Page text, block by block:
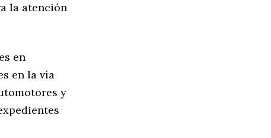
la atención
en
en la vía
y